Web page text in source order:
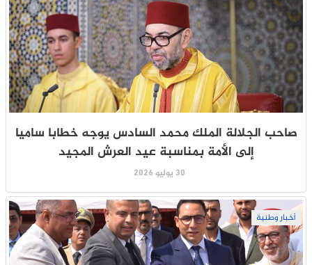
صاحب الجلالة الملك محمد السادس يوجه خطابا ساميا
إلى الأمة بمناسبة عيد العرش المجيد
30 يوليو 2026
أخبار وطنية